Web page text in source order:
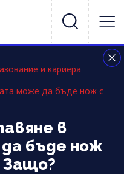
и кариера
може да бъде нож с
в
бъде нож
Защо?